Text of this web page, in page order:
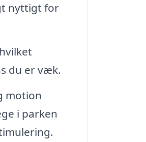
nyttigt for
du er væk.
motion
i parken